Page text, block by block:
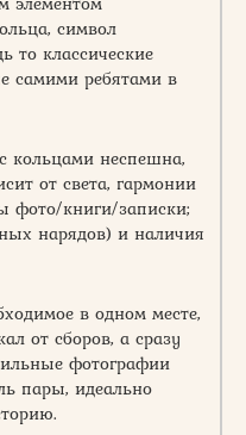
символ
то классические
самими ребятами в
кольцами неспешна,
от света, гармонии
фото/книги/записки;
нарядов) и наличия
в одном месте,
от сборов, а сразу
фотографии
пары, идеально